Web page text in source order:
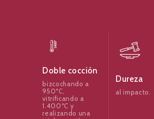
Doble cocción
bizcochando a
950ºC,
vitrificando a
1.400ºC y
realizando una
Dureza
al impacto.